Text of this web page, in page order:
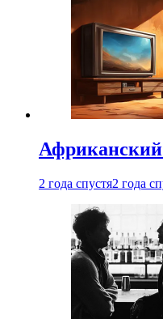
Африканский
2 года спустя2 года